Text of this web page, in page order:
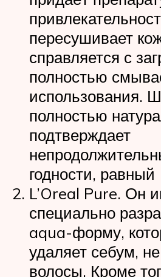
пересушивает
справляется с
полностью
использования.
полностью
подтверждает
годности,
L’Oreal Pure. Он
специально
aqua-форму,
удаляет себум,
волосы. Кроме